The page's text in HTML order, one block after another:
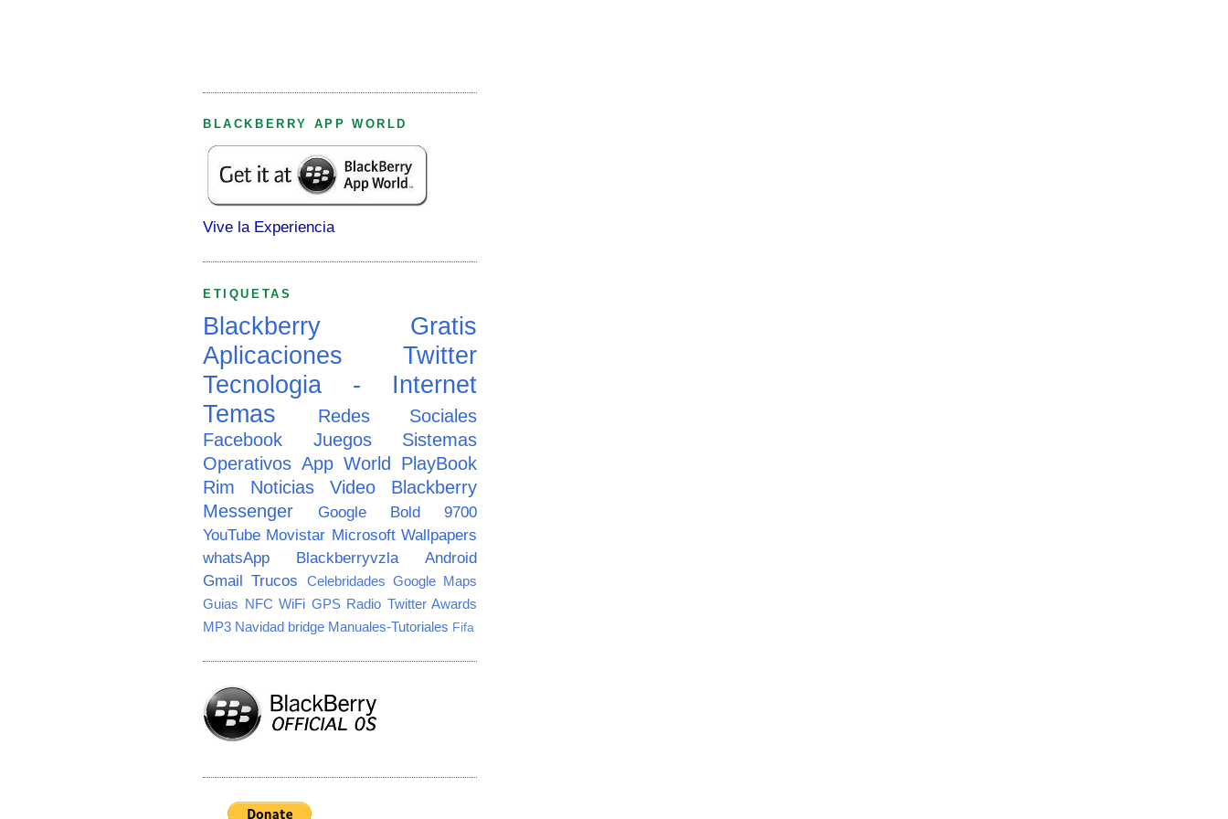
BLACKBERRY APP WORLD
Vive la Experiencia
ETIQUETAS
Blackberry
Gratis
Aplicaciones
Twitter
Tecnologia - Internet
Temas
Redes Sociales
Facebook
Juegos
Sistemas
Operativos App World PlayBook
Rim
Noticias Video
Blackberry
Messenger
Google
Bold 9700
YouTube Movistar Microsoft Wallpapers
whatsApp
Blackberryvzla
Android
Gmail Trucos Celebridades Google Maps
Guias NFC WiFi GPS Radio Twitter Awards
MP3 Navidad bridge Manuales-Tutoriales Fifa